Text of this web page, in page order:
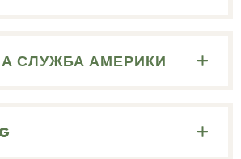
СЛУЖБА АМЕРИКИ